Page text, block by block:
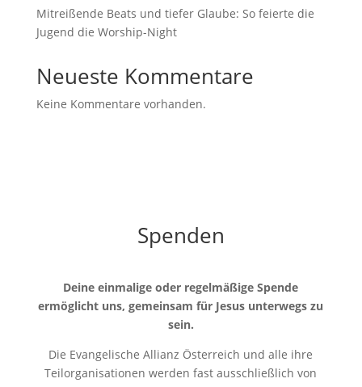
Mitreißende Beats und tiefer Glaube: So feierte die
Jugend die Worship-Night
Neueste Kommentare
Keine Kommentare vorhanden.
Spenden
Deine einmalige oder regelmäßige Spende
ermöglicht uns, gemeinsam für Jesus unterwegs zu
sein.
Die Evangelische Allianz Österreich und alle ihre
Teilorganisationen werden fast ausschließlich von